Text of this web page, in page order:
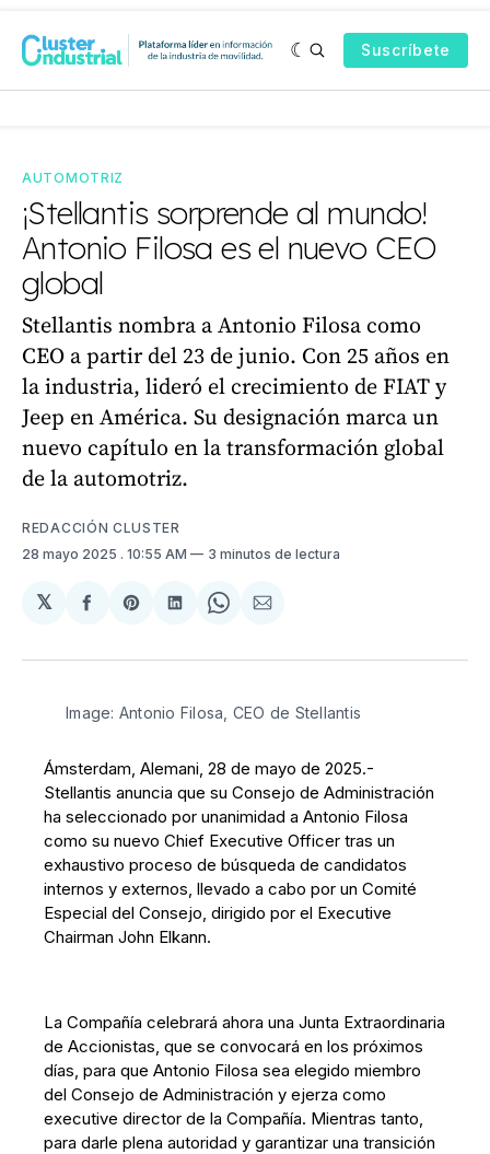
Suscríbete
AUTOMOTRIZ
¡Stellantis sorprende al mundo!
Antonio Filosa es el nuevo CEO
global
Stellantis nombra a Antonio Filosa como
CEO a partir del 23 de junio. Con 25 años en
la industria, lideró el crecimiento de FIAT y
Jeep en América. Su designación marca un
nuevo capítulo en la transformación global
de la automotriz.
REDACCIÓN CLUSTER
28 mayo 2025 . 10:55 AM 3 minutos de lectura
𝕏
Compartir
Facebook
Share
Pinterest
Compartir
LinkedIn
Share
WhatsApp
Compartir
Email
Image: Antonio Filosa, CEO de Stellantis
Ámsterdam, Alemani, 28 de mayo de 2025.-
Stellantis anuncia que su Consejo de Administración
ha seleccionado por unanimidad a Antonio Filosa
como su nuevo Chief Executive Officer tras un
exhaustivo proceso de búsqueda de candidatos
internos y externos, llevado a cabo por un Comité
Especial del Consejo, dirigido por el Executive
Chairman John Elkann.
La Compañía celebrará ahora una Junta Extraordinaria
de Accionistas, que se convocará en los próximos
días, para que Antonio Filosa sea elegido miembro
del Consejo de Administración y ejerza como
executive director de la Compañía. Mientras tanto,
para darle plena autoridad y garantizar una transición